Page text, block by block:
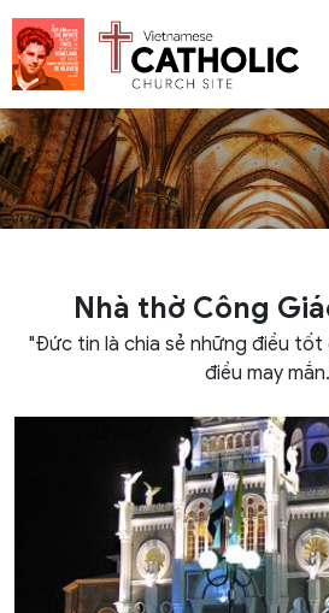
Nhà thờ Công
"Đức tin là chia sẻ những điều tốt
điều may